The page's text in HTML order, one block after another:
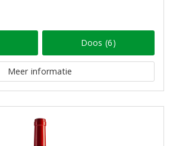
Doos (6)
Meer informatie